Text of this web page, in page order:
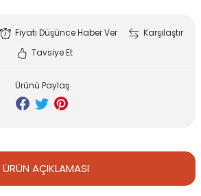
Fiyatı Düşünce Haber Ver
Karşılaştır
Tavsiye Et
Ürünü Paylaş
ÜRÜN AÇIKLAMASI